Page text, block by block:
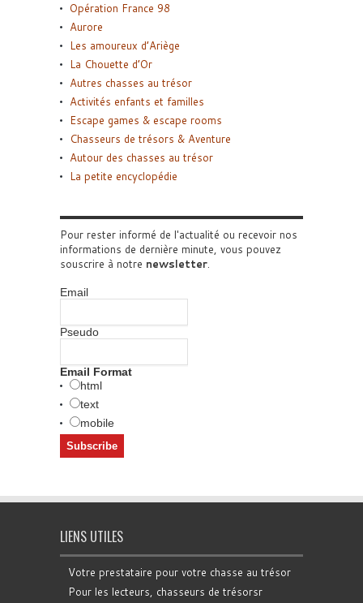
Opération France 98
Aurore
Les amoureux d’Ariège
La Chouette d’Or
Autres chasses au trésor
Activités enfants et familles
Escape games & escape rooms
Chasseurs de trésors & Aventure
Autour des chasses au trésor
La petite encyclopédie
Pour rester informé de l'actualité ou recevoir nos
informations de dernière minute, vous pouvez
souscrire à notre newsletter.
Email
Pseudo
Email Format
html
text
mobile
LIENS UTILES
Votre prestataire pour votre chasse au trésor
Pour les lecteurs, chasseurs de trésorsr